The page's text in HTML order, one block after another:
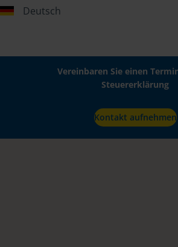
Deutsch
Vereinbaren Sie einen
Steuererklärung
Kontakt aufnehmen